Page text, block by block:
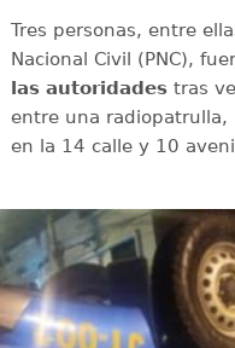
Tres personas, entre
Nacional Civil (PNC),
las autoridadestras
entre una
en la 14 calle y 10